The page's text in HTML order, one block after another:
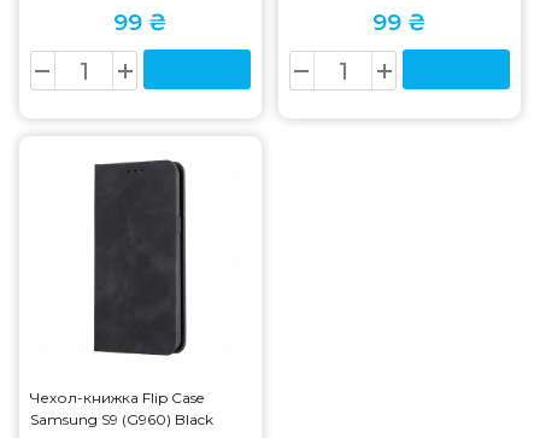
99 ₴ 99 ₴
Чехол-книжка Flip Case
Samsung S9 (G960) Black